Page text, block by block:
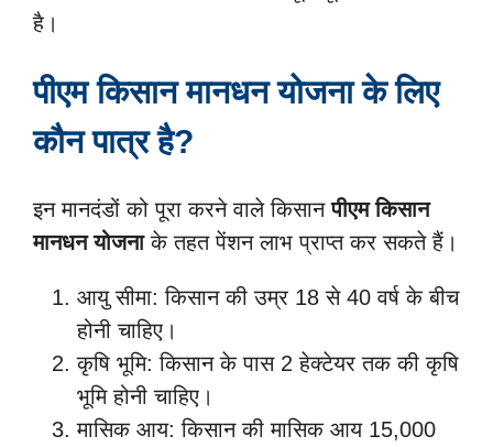
है।
पीएम किसान मानधन योजना के लिए
कौन पात्र है?
इन मानदंडों को पूरा करने वाले किसानपीएम किसान
मानधन योजनाके तहत पेंशन लाभ प्राप्त कर सकते हैं।
आयु सीमा: किसान की उम्र 18 से 40 वर्ष के बीच
होनी चाहिए।
कृषि भूमि: किसान के पास 2 हेक्टेयर तक की कृषि
भूमि होनी चाहिए।
मासिक आय: किसान की मासिक आय 15,000